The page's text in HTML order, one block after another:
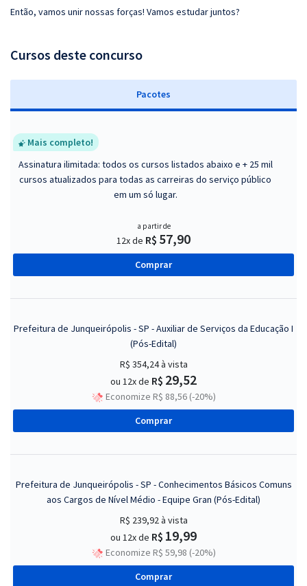
Então, vamos unir nossas forças! Vamos estudar juntos?
Cursos deste concurso
Pacotes
Mais completo!
Assinatura ilimitada: todos os cursos listados abaixo e + 25 mil
cursos atualizados para todas as carreiras do serviço público
em um só lugar.
a partir de
12x de R$ 57,90
Comprar
Prefeitura de Junqueirópolis - SP - Auxiliar de Serviços da Educação I
(Pós-Edital)
R$ 354,24à vista
ou 12x de R$ 29,52
Economize R$ 88,56 (-20%)
Comprar
Prefeitura de Junqueirópolis - SP - Conhecimentos Básicos Comuns
aos Cargos de Nível Médio - Equipe Gran (Pós-Edital)
R$ 239,92à vista
ou 12x de R$ 19,99
Economize R$ 59,98 (-20%)
Comprar